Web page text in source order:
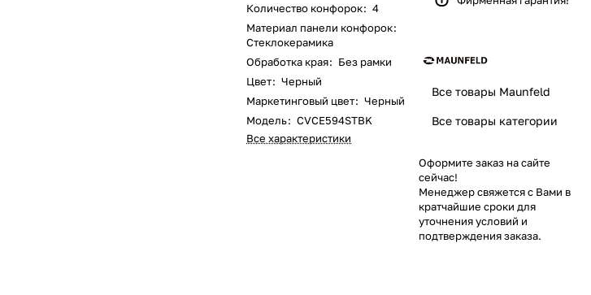
Количество конфорок: 4
Материал панели конфорок:
Стеклокерамика
Обработка края: Без рамки
Цвет: Черный
Маркетинговый цвет: Черный
Модель: CVCE594STBK
Все характеристики
Все товары Maunfeld
Все товары категории
Оформите заказ на сайте
сейчас!
Менеджер свяжется с Вами в
кратчайшие сроки для
уточнения условий и
подтверждения заказа.